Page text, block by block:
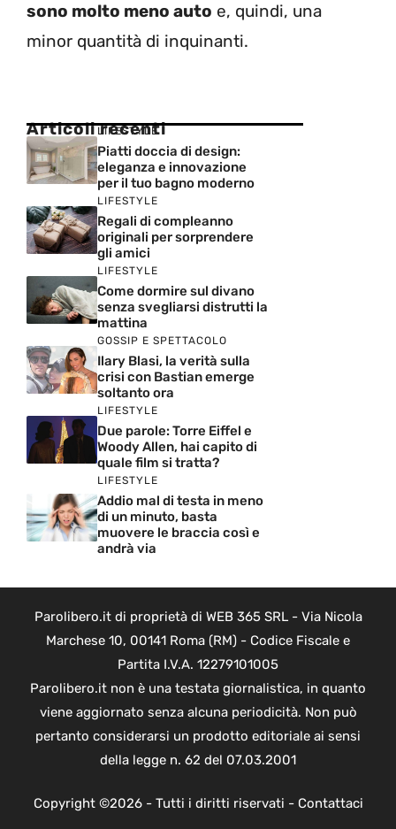
sono molto meno auto e, quindi, una
minor quantità di inquinanti.
Articoli recenti
LIFESTYLE
Piatti doccia di design:
eleganza e innovazione
per il tuo bagno moderno
LIFESTYLE
Regali di compleanno
originali per sorprendere
gli amici
LIFESTYLE
Come dormire sul divano
senza svegliarsi distrutti la
mattina
GOSSIP E SPETTACOLO
Ilary Blasi, la verità sulla
crisi con Bastian emerge
soltanto ora
LIFESTYLE
Due parole: Torre Eiffel e
Woody Allen, hai capito di
quale film si tratta?
LIFESTYLE
Addio mal di testa in meno
di un minuto, basta
muovere le braccia così e
andrà via
Parolibero.it di proprietà di WEB 365 SRL - Via Nicola
Marchese 10, 00141 Roma (RM) - Codice Fiscale e
Partita I.V.A. 12279101005
Parolibero.it non è una testata giornalistica, in quanto
viene aggiornato senza alcuna periodicità. Non può
pertanto considerarsi un prodotto editoriale ai sensi
della legge n. 62 del 07.03.2001
Copyright ©2026 - Tutti i diritti riservati - Contattaci